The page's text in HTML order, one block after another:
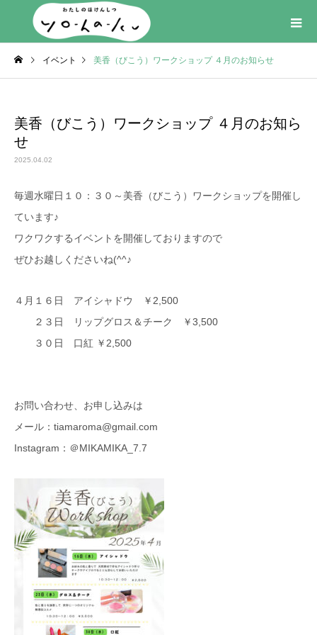
イベント 美香（びこう）ワークショップ ４月のお知らせ
美香（びこう）ワークショップ ４月のお知ら
せ
2025.04.02
毎週水曜日１０：３０～美香（びこう）ワークショップを開催し
ています♪
ワクワクするイベントを開催しておりますので
ぜひお越しくださいね(^^♪
４月１６日 アイシャドウ ￥2,500
２３日 リップグロス＆チーク ￥3,500
３０日 口紅 ￥2,500
お問い合わせ、お申し込みは
メール：tiamaroma@gmail.com
Instagram：＠MIKAMIKA_7.7